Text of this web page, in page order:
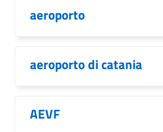
aeroporto
aeroporto di catania
AEVF